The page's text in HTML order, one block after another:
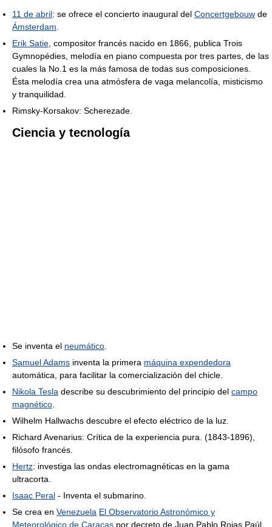
11 de abril: se ofrece el concierto inaugural del Concertgebouw de
Ámsterdam
Erik Satie , compositor francés nacido en 1866, publica Trois
Gymnopédies, melodía en piano compuesta por tres partes, de las
cuales la No.1 es la más famosa de todas sus composiciones.
Ésta melodía crea una atmósfera de vaga melancolía, misticismo
y tranquilidad.
Rimsky-Korsakov: Scherezade.
Ciencia y tecnología
Se inventa el neumático
Samuel Adams inventa la primera máquina expendedora
automática, para facilitar la comercialización del chicle.
Nikola Tesla describe su descubrimiento del principio del campo
magnético
Wilhelm Hallwachs descubre el efecto eléctrico de la luz.
Richard Avenarius: Crítica de la experiencia pura. (1843-1896),
filósofo francés.
Hertz: investiga las ondas electromagnéticas en la gama
ultracorta.
Isaac Peral - Inventa el submarino.
Se crea en Venezuela El Observatorio Astronómico y
Meteorológico de Caracas por decreto de Juan Pablo Rojas Paúl